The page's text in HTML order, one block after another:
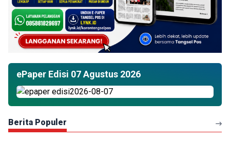
ePaper Edisi 07 Agustus 2026
Berita Populer